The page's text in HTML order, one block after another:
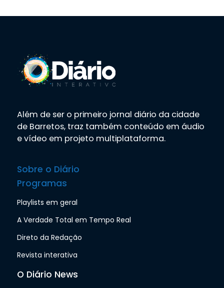
Além de ser o primeiro jornal diário da cidade
de Barretos, traz também conteúdo em áudio
e vídeo em projeto multiplataforma.
Sobre o Diário
Programas
Playlists em geral
A Verdade Total em Tempo Real
Direto da Redação
Revista interativa
O Diário News